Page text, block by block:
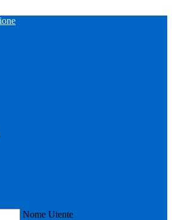
Nome Utente